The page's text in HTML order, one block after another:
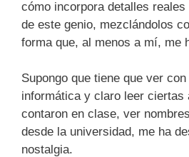
cómo incorpora detalles
de este genio, mezclándolos
forma que, al menos a mí, me
Supongo que tiene que ver
informática y claro leer ciertas
contaron en clase, ver
desde la universidad, me ha
nostalgia.